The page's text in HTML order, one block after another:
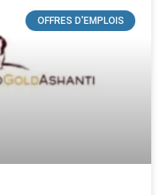
OFFRES D'EMPLOIS